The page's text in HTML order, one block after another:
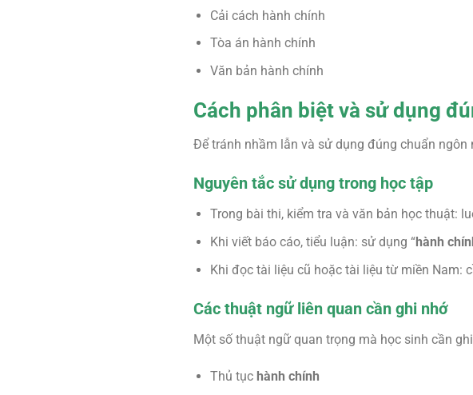
Cải cách hành chính
Tòa án hành chính
Văn bản hành chính
Cách phân biệt và sử dụng
Để tránh nhầm lẫn và sử dụng đúng chuẩn
Nguyên tắc sử dụng trong học tập
Trong bài thi, kiểm tra và văn bản học thuật:
Khi viết báo cáo, tiểu luận: sử dụng “hành
Khi đọc tài liệu cũ hoặc tài liệu từ miền Nam:
Các thuật ngữ liên quan cần ghi nhớ
Một số thuật ngữ quan trọng mà học sinh cần
Thủ tục hành chính